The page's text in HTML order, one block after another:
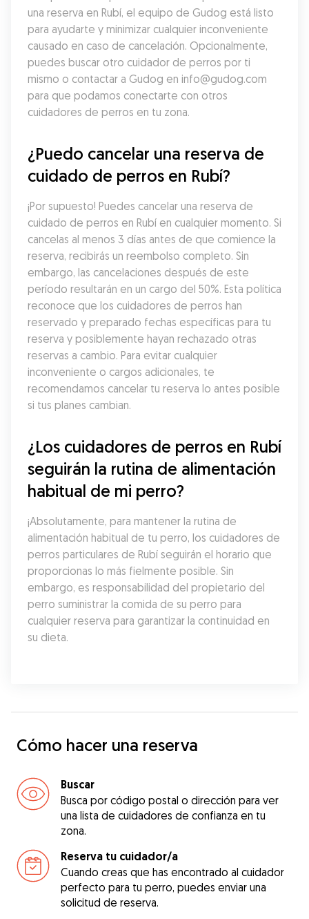
una reserva en Rubí, el equipo de Gudog está listo
para ayudarte y minimizar cualquier inconveniente
causado en caso de cancelación. Opcionalmente,
puedes buscar otro cuidador de perros por ti
mismo o contactar a Gudog en info@gudog.com
para que podamos conectarte con otros
cuidadores de perros en tu zona.
¿Puedo cancelar una reserva de
cuidado de perros en Rubí?
¡Por supuesto! Puedes cancelar una reserva de
cuidado de perros en Rubí en cualquier momento. Si
cancelas al menos 3 días antes de que comience la
reserva, recibirás un reembolso completo. Sin
embargo, las cancelaciones después de este
período resultarán en un cargo del 50%. Esta política
reconoce que los cuidadores de perros han
reservado y preparado fechas específicas para tu
reserva y posiblemente hayan rechazado otras
reservas a cambio. Para evitar cualquier
inconveniente o cargos adicionales, te
recomendamos cancelar tu reserva lo antes posible
si tus planes cambian.
¿Los cuidadores de perros en Rubí
seguirán la rutina de alimentación
habitual de mi perro?
¡Absolutamente, para mantener la rutina de
alimentación habitual de tu perro, los cuidadores de
perros particulares de Rubí seguirán el horario que
proporcionas lo más fielmente posible. Sin
embargo, es responsabilidad del propietario del
perro suministrar la comida de su perro para
cualquier reserva para garantizar la continuidad en
su dieta.
Cómo hacer una reserva
Buscar
Busca por código postal o dirección para ver
una lista de cuidadores de confianza en tu
zona.
Reserva tu cuidador/a
Cuando creas que has encontrado al cuidador
perfecto para tu perro, puedes enviar una
solicitud de reserva.